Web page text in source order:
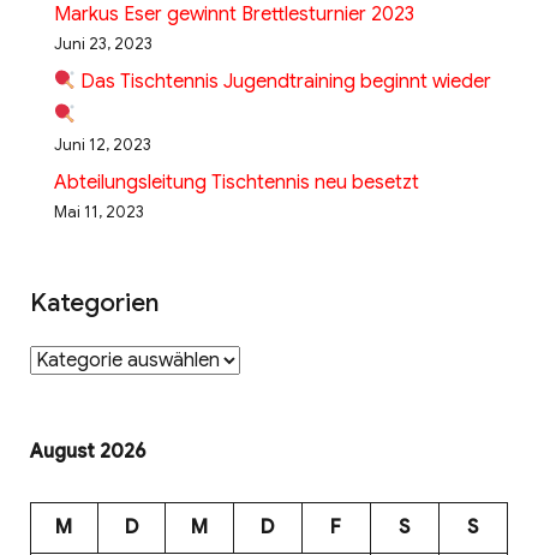
Markus Eser gewinnt Brettlesturnier 2023
Juni 23, 2023
Das Tischtennis Jugendtraining beginnt wieder
Juni 12, 2023
Abteilungsleitung Tischtennis neu besetzt
Mai 11, 2023
Kategorien
Kategorien
August 2026
M D M D F S S